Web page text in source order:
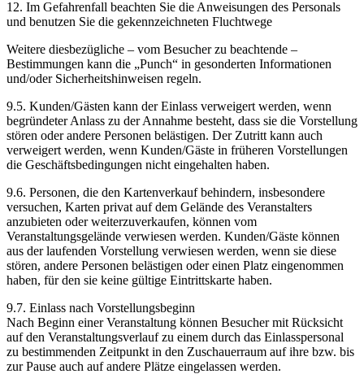
12. Im Gefahrenfall beachten Sie die Anweisungen des Personals
und benutzen Sie die gekennzeichneten Fluchtwege
Weitere diesbezügliche – vom Besucher zu beachtende –
Bestimmungen kann die „Punch“ in gesonderten Informationen
und/oder Sicherheitshinweisen regeln.
9.5. Kunden/Gästen kann der Einlass verweigert werden, wenn
begründeter Anlass zu der Annahme besteht, dass sie die Vorstellung
stören oder andere Personen belästigen. Der Zutritt kann auch
verweigert werden, wenn Kunden/Gäste in früheren Vorstellungen
die Geschäftsbedingungen nicht eingehalten haben.
9.6. Personen, die den Kartenverkauf behindern, insbesondere
versuchen, Karten privat auf dem Gelände des Veranstalters
anzubieten oder weiterzuverkaufen, können vom
Veranstaltungsgelände verwiesen werden. Kunden/Gäste können
aus der laufenden Vorstellung verwiesen werden, wenn sie diese
stören, andere Personen belästigen oder einen Platz eingenommen
haben, für den sie keine gültige Eintrittskarte haben.
9.7. Einlass nach Vorstellungsbeginn
Nach Beginn einer Veranstaltung können Besucher mit Rücksicht
auf den Veranstaltungsverlauf zu einem durch das Einlasspersonal
zu bestimmenden Zeitpunkt in den Zuschauerraum auf ihre bzw. bis
zur Pause auch auf andere Plätze eingelassen werden.